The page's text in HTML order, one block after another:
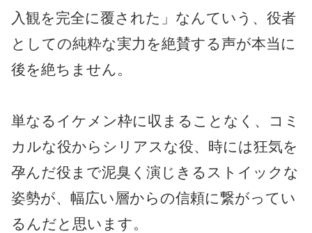
入観を完全に覆された」なんていう、役者
としての純粋な実力を絶賛する声が本当に
後を絶ちません。
単なるイケメン枠に収まることなく、コミ
カルな役からシリアスな役、時には狂気を
孕んだ役まで泥臭く演じきるストイックな
姿勢が、幅広い層からの信頼に繋がってい
るんだと思います。